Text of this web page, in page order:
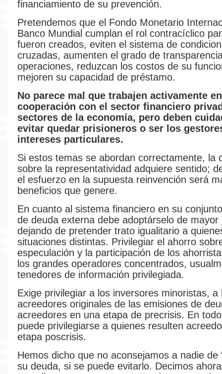
financiamiento de su prevención.
Pretendemos que el Fondo Monetario
Banco Mundial cumplan el rol contracíclico
fueron creados, eviten el sistema de
cruzadas, aumenten el grado de
operaciones, reduzcan los costos de su
mejoren su capacidad de préstamo.
No parece mal que trabajen activamente en
cooperación con el sector financiero
sectores de la economía, pero deben
evitar quedar prisioneros o ser los
intereses particulares.
Si estos temas se abordan correctamente, la
sobre la representatividad adquiere sentido;
el esfuerzo en la supuesta reinvención será
beneficios que genere.
En cuanto al sistema financiero en su
de deuda externa debe adoptárselo de mayor
dejando de pretender trato igualitario a
situaciones distintas. Privilegiar el ahorro
especulación y la participación de los
los grandes operadores concentrados,
tenedores de información privilegiada.
Exige privilegiar a los inversores minoristas, a
acreedores originales de las emisiones de
acreedores en una etapa de precrisis. En
puede privilegiarse a quienes resulten
etapa poscrisis.
Hemos dicho que no aconsejamos a nadie de
su deuda, si se puede evitarlo. Decimos